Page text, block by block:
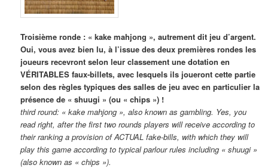
Troisième ronde : « kake mahjong », autrement dit jeu d’argent.
Oui, vous avez bien lu, à l’issue des deux premières rondes les
joueurs recevront selon leur classement une dotation en
VÉRITABLES faux-billets, avec lesquels ils joueront cette partie
selon des règles typiques des salles de jeu avec en particulier la
présence de « shuugi » (ou « chips ») !
third round: « kake mahjong », also known as gambling. Yes, you
read right, after the first two rounds players will receive according to
their ranking a provision of ACTUAL fake-bills, with which they will
play this game according to typical parlour rules including « shuugi »
(also known as « chips »).